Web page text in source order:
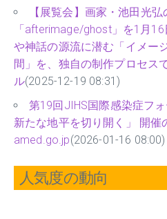
【展覧会】画家・池田光弘
「afterimage/ghost」を1月
や神話の源流に潜む「イメー
間」を、独自の制作プロセス
ル(2025-12-19 08:31)
第19回JIHS国際感染症フ
新たな地平を切り開く」 開催
amed.go.jp(2026-01-16 08:00)
人気度の動向